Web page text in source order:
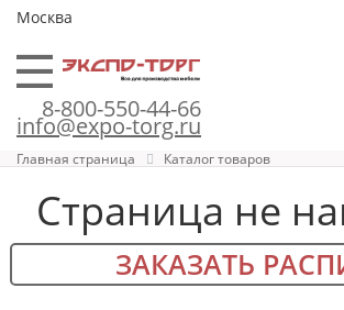
Москва
8-800-550-44-66
info@expo-torg.ru
Главная страница Каталог товаров
Страница не
ЗАКАЗАТЬ